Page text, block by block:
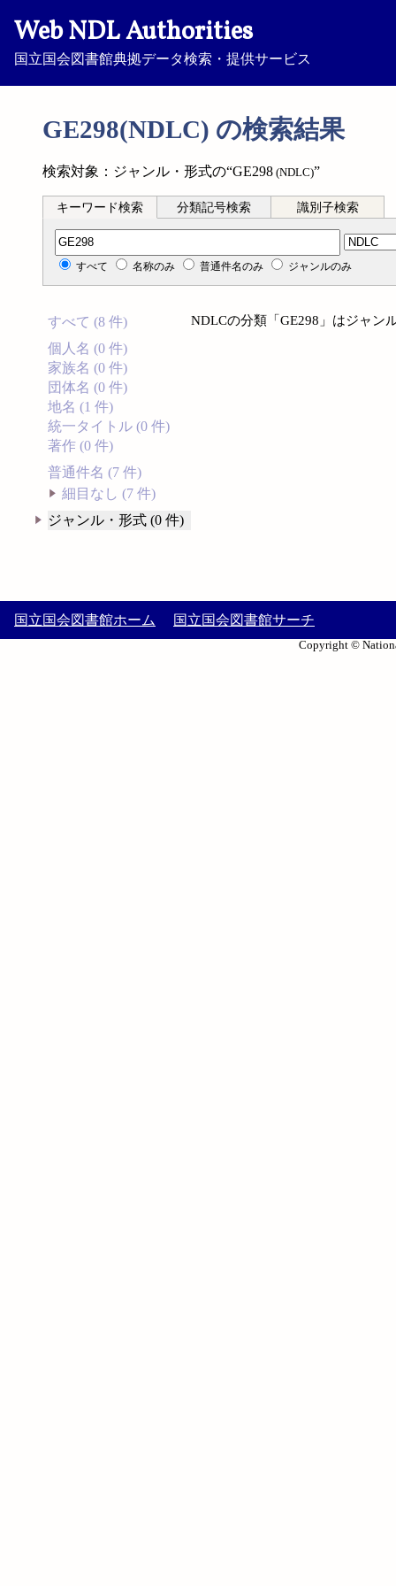
Web NDL Authorities
国立国会図書館典拠データ検索・提供サービス
GE298(NDLC) の検索結果
検索対象：ジャンル・形式の“GE298 (NDLC)”
キーワード検索 分類記号検索 識別子検索
分類記号検索
すべて 名称のみ 普通件名のみ ジャンルのみ
すべて (8 件)
個人名 (0 件)
家族名 (0 件)
団体名 (0 件)
地名 (1 件)
統一タイトル (0 件)
著作 (0 件)
普通件名 (7 件)
細目なし (7 件)
ジャンル・形式 (0 件)
NDLCの分類「GE298」はジャン
国立国会図書館ホーム 国立国会図書館サーチ
Copyright ©